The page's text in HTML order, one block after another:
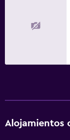
Alojamientos